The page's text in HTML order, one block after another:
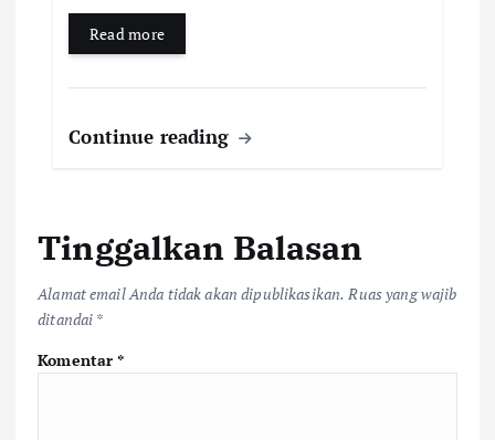
Read more
Continue reading
Tinggalkan Balasan
Alamat email Anda tidak akan dipublikasikan. Ruas yang wajib
ditandai *
Komentar*